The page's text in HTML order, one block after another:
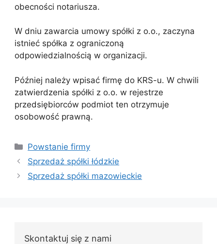
obecności notariusza.
W dniu zawarcia umowy spółki z o.o., zaczyna
istnieć spółka z ograniczoną
odpowiedzialnością w organizacji.
Później należy wpisać firmę do KRS-u. W chwili
zatwierdzenia spółki z o.o. w rejestrze
przedsiębiorców podmiot ten otrzymuje
osobowość prawną.
Powstanie firmy
Sprzedaż spółki łódzkie
Sprzedaż spółki mazowieckie
Skontaktuj się z nami